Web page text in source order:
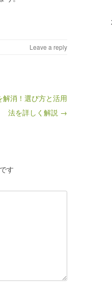
Leave a reply
消！選び方と活用
法を詳しく解説 →
す